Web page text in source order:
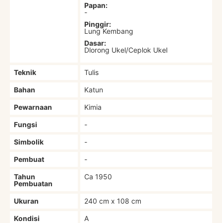
Papan:
-
Pinggir:
Lung Kembang
Dasar:
Dlorong Ukel/Ceplok Ukel
Teknik Tulis
Bahan Katun
Pewarnaan Kimia
Fungsi -
Simbolik -
Pembuat -
Tahun
Pembuatan
Ca 1950
Ukuran 240 cm x 108 cm
Kondisi A